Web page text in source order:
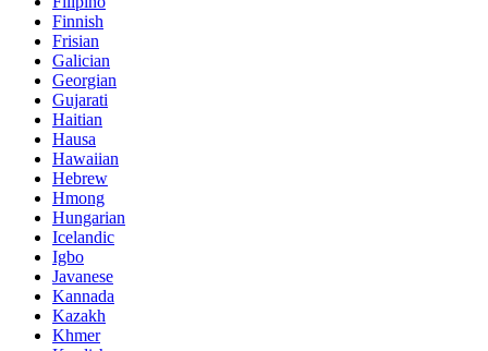
Finnish
Frisian
Galician
Georgian
Gujarati
Haitian
Hausa
Hawaiian
Hebrew
Hmong
Hungarian
Icelandic
Igbo
Javanese
Kannada
Kazakh
Khmer